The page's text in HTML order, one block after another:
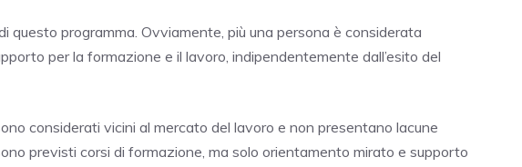
questo programma. Ovviamente, più una persona è considerata
per la formazione e il lavoro, indipendentemente dall’esito del
considerati vicini al mercato del lavoro e non presentano lacune
previsti corsi di formazione, ma solo orientamento mirato e supporto